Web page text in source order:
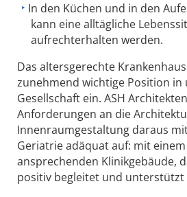
In den Küchen und in den
kann eine alltägliche
aufrechterhalten werden.
Das altersgerechte
zunehmend wichtige Position in
Gesellschaft ein. ASH
Anforderungen an die
Innenraumgestaltung daraus
Geriatrie adäquat auf: mit
ansprechenden Klinikgebäude,
positiv begleitet und unterstützt